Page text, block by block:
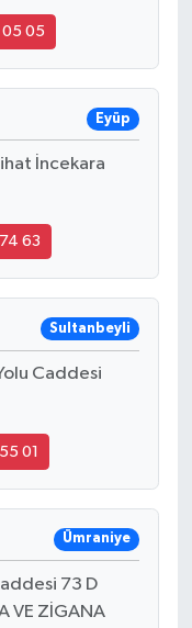
05 05
Eyüp
İncekara
63
Sultanbeyli
Caddesi
01
Ümraniye
73 D
VE ZİGANA